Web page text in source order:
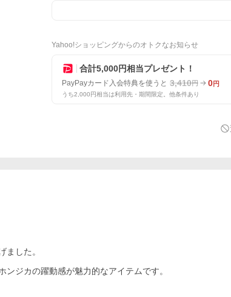
Yahoo!ショッピングからのオトクなお知らせ
合計5,000円相当プレゼント！
PayPayカード入会特典を使うと 3,410円 0円
うち2,000円相当は利用先・期間限定。他条件あり
ました。
ジカの躍動感が魅力的なアイテムです。